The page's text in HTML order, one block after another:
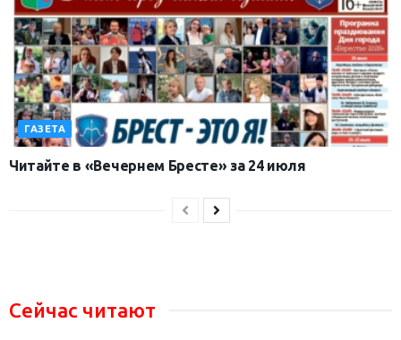
ГАЗЕТА
Читайте в «Вечернем Бресте» за 24 июля
Сейчас читают